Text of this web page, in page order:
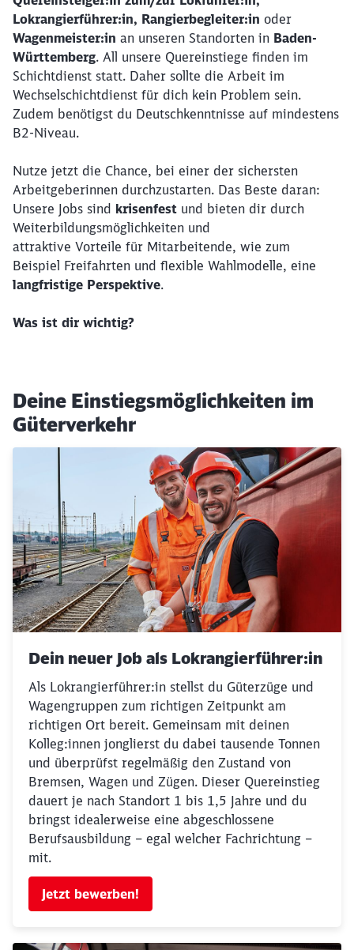
Lokrangierführer:in, Rangierbegleiter:in oder
Wagenmeister:in an unseren Standorten in Baden-
Württemberg. All unsere Quereinstiege finden im
Schichtdienst statt. Daher sollte die Arbeit im
Wechselschichtdienst für dich kein Problem sein.
Zudem benötigst du Deutschkenntnisse auf mindestens
B2-Niveau.
Nutze jetzt die Chance, bei einer der sichersten
Arbeitgeberinnen durchzustarten. Das Beste daran:
Unsere Jobs sind krisenfest und bieten dir durch
Weiterbildungsmöglichkeiten und
attraktive Vorteile für Mitarbeitende, wie zum
Beispiel Freifahrten und flexible Wahlmodelle, eine
langfristige Perspektive.
Was ist dir wichtig?
Deine Einstiegsmöglichkeiten im
Güterverkehr
Dein neuer Job als Lokrangierführer:in
Als Lokrangierführer:in stellst du Güterzüge und
Wagengruppen zum richtigen Zeitpunkt am
richtigen Ort bereit. Gemeinsam mit deinen
Kolleg:innen jonglierst du dabei tausende Tonnen
und überprüfst regelmäßig den Zustand von
Bremsen, Wagen und Zügen. Dieser Quereinstieg
dauert je nach Standort 1 bis 1,5 Jahre und du
bringst idealerweise eine abgeschlossene
Berufsausbildung – egal welcher Fachrichtung –
mit.
Jetzt bewerben!
Möchten Sie zu